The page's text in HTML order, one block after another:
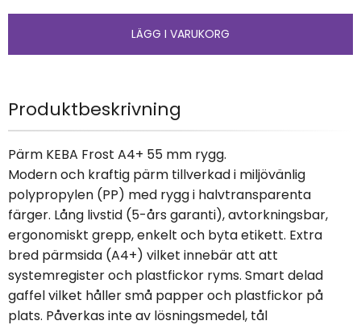
Produktbeskrivning
Pärm KEBA Frost A4+ 55 mm rygg.
Modern och kraftig pärm tillverkad i miljövänlig
polypropylen (PP) med rygg i halvtransparenta
färger. Lång livstid (5-års garanti), avtorkningsbar,
ergonomiskt grepp, enkelt och byta etikett. Extra
bred pärmsida (A4+) vilket innebär att att
systemregister och plastfickor ryms. Smart delad
gaffel vilket håller små papper och plastfickor på
plats. Påverkas inte av lösningsmedel, tål